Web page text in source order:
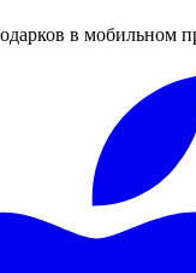
в мобильном